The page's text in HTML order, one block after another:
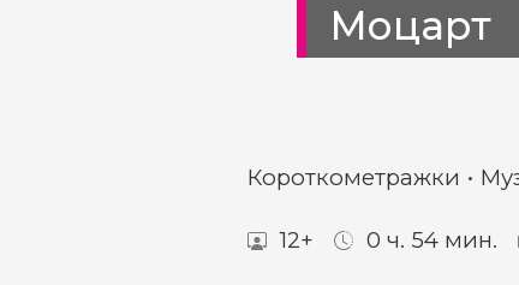
Моцарт
Короткометражки
12+ 0 ч. 54 мин.